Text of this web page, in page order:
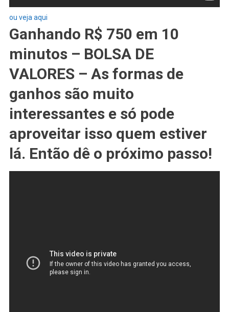
ou veja aqui
Ganhando R$ 750 em 10
minutos – BOLSA DE
VALORES – As formas de
ganhos são muito
interessantes e só pode
aproveitar isso quem estiver
lá. Então dê o próximo passo!